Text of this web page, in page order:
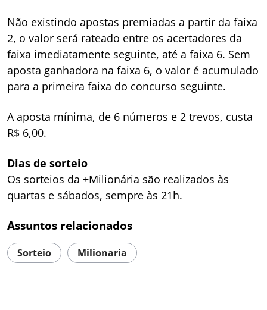
Não existindo apostas premiadas a partir da faixa
2, o valor será rateado entre os acertadores da
faixa imediatamente seguinte, até a faixa 6. Sem
aposta ganhadora na faixa 6, o valor é acumulado
para a primeira faixa do concurso seguinte.​​
A aposta mínima, de 6 números e 2 trevos, custa
R$ 6,00.
Dias de sorteio
Os sorteios da +Milionária são realizados às
quartas e sábados, sempre às 21h.
Assuntos relacionados
Sorteio Milionaria